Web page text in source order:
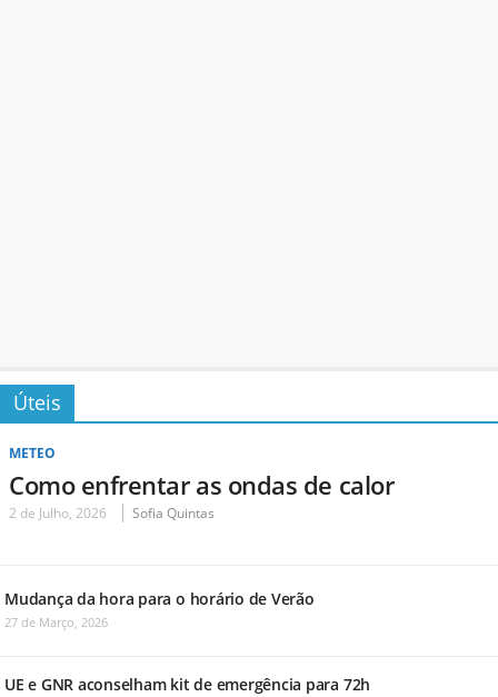
Úteis
METEO
Como enfrentar as ondas de calor
2 de Julho, 2026 Sofia Quintas
Mudança da hora para o horário de Verão
27 de Março, 2026
UE e GNR aconselham kit de emergência para 72h